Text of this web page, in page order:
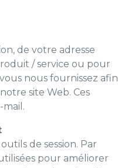
de votre adresse
/ service ou pour
nous fournissez afin
site Web. Ces
de session. Par
pour améliorer